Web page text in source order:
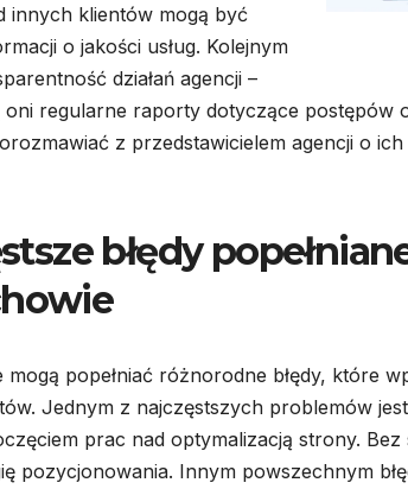
innych klientów mogą być
o jakości usług. Kolejnym
działań agencji –
regularne raporty dotyczące postępów
z przedstawicielem agencji o ich
błędy
popełniać różnorodne błędy, które
Jednym z najczęstszych problemów
prac nad optymalizacją strony.
pozycjonowania. Innym powszechnym